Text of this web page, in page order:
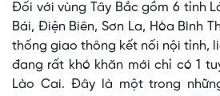
Đối với vùng Tây Bắc gồm 6 tỉnh
Bái, Điện Biên, Sơn La, Hòa Bình
thống giao thông kết nối nội tỉnh,
đang rất khó khăn mới chỉ có 1
Lào Cai. Đây là một trong